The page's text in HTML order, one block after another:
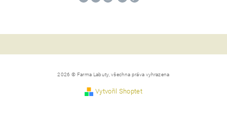
2026 © Farma Labuty, všechna práva vyhrazena
Vytvořil Shoptet